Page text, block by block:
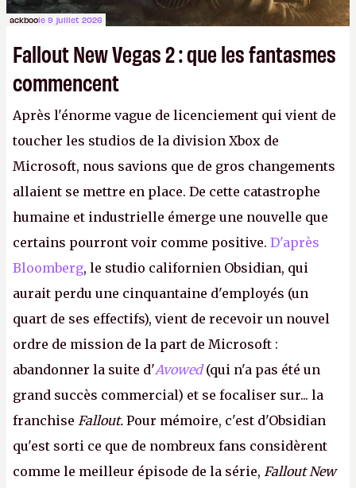
ackboole 9 juillet 2026
Fallout New Vegas 2 : que les fantasmes
commencent
Après l'énorme vague de licenciement qui vient de
toucher les studios de la division Xbox de
Microsoft, nous savions que de gros changements
allaient se mettre en place. De cette catastrophe
humaine et industrielle émerge une nouvelle que
certains pourront voir comme positive. D'après
Bloomberg, le studio californien Obsidian, qui
aurait perdu une cinquantaine d'employés (un
quart de ses effectifs), vient de recevoir un nouvel
ordre de mission de la part de Microsoft :
abandonner la suite d'Avowed(qui n'a pas été un
grand succès commercial) et se focaliser sur... la
franchise Fallout. Pour mémoire, c'est d'Obsidian
qu'est sorti ce que de nombreux fans considèrent
comme le meilleur épisode de la série, Fallout New